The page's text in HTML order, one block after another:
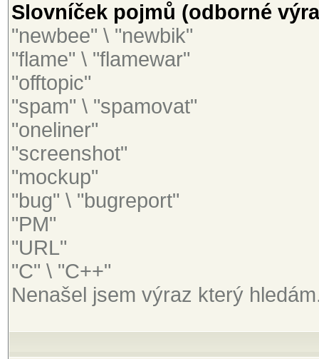
Slovníček pojmů (odborné
"newbee" \ "newbik"
"flame" \ "flamewar"
"offtopic"
"spam" \ "spamovat"
"oneliner"
"screenshot"
"mockup"
"bug" \ "bugreport"
"PM"
"URL"
"C" \ "C++"
Nenašel jsem výraz který